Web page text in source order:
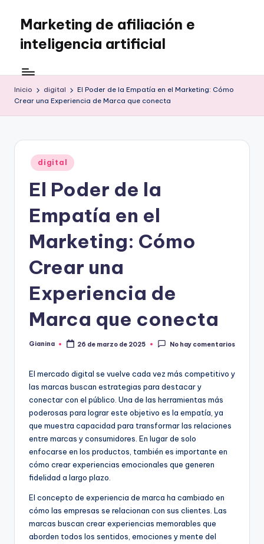
Saltar
contenido
Marketing de afiliación e
inteligencia artificial
Inicio digital
El Poder de la Empatía en el Marketing: Cómo
Crear una Experiencia de Marca que conecta
Publicado
en
digital
El Poder de la
Empatía en el
Marketing: Cómo
Crear una
Experiencia de
Marca que conecta
Publicado
Gianina 26 de marzo de 2025 No hay comentarios
El mercado digital se vuelve cada vez más competitivo y
las marcas buscan estrategias para destacar y
conectar con el público. Una de las herramientas más
poderosas para lograr este objetivo es la empatía, ya
que muestra capacidad para transformar las relaciones
entre marcas y consumidores. En lugar de solo
enfocarse en los productos, también es importante en
cómo crear experiencias emocionales que generen
fidelidad a largo plazo.
El concepto de experiencia de marca ha cambiado en
cómo las empresas se relacionan con sus clientes. Las
marcas buscan crear experiencias memorables que
aborden todos los sentidos, emociones y mente del